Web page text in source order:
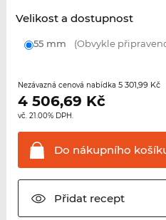
Velikost a dostupnost
55 mm (Obvykle
Nezávazná cenová nabídka 5 301,99 Kč
4 506,69 Kč
vč. 21.00% DPH.
Do nákupního
Přidatrecept